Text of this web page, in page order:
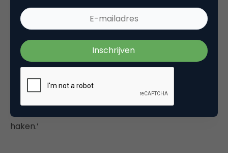
‘Als je interesse hebt in marketing, communicatie,
merkpropositie, design en redesign, huisstijl, e-
commerce en groei in nieuwe markten, dan is dit
event zeker een aanrader. Het is mooi als je al
NIMA-lid bent, maar ook als je wil kennismaken met
NIMA en NIMA Oost dan ben je welkom. We nodigen
belangstellenden van harte uit om eens aan te
haken.’